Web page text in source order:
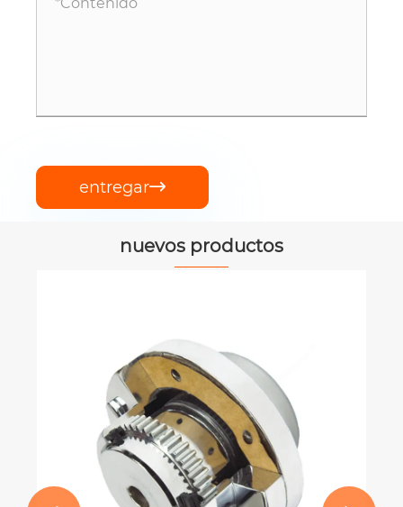
entregar
nuevos productos